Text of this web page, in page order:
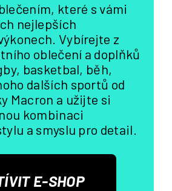
které s vámi
nejlepších
Vybírejte z
oblečení a doplňků
basketbal, běh,
dalších sportů od
Macron a užijte si
kombinaci
a smyslu pro detail.
E-SHOP